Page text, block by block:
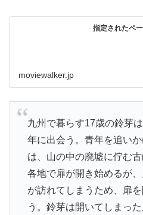
指定されたペ
moviewalker.jp
九州で暮らす17歳の鈴芽
年に出会う。青年を追い
は、山の中の廃墟に佇む
各地で扉が開き始めるが
が訪れてしまうため、扉
う。鈴芽は開いてしまっ